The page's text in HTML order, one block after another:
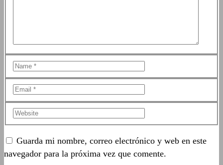
Guarda mi nombre, correo electrónico y web en este
navegador para la próxima vez que comente.